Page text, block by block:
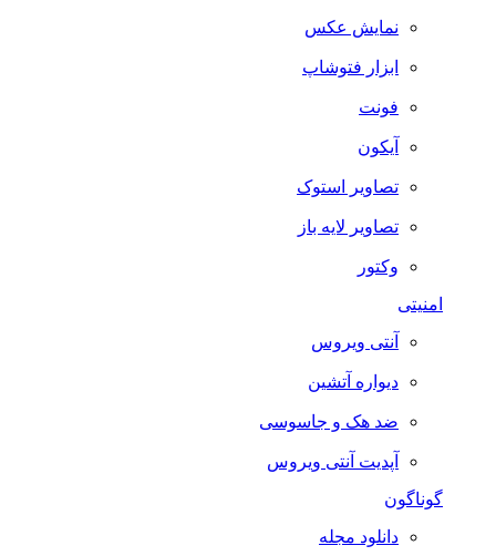
نمایش عکس
ابزار فتوشاپ
فونت
آیکون
تصاویر استوک
تصاویر لایه باز
وکتور
امنیتی
آنتی ویروس
دیواره آتشین
ضد هک و جاسوسی
آپدیت آنتی ویروس
گوناگون
دانلود مجله